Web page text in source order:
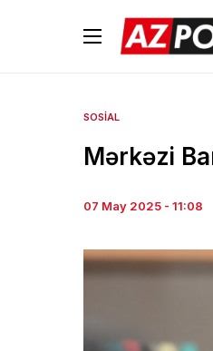
SOSIAL
Mərkəzi
07 May 2025 - 11:08